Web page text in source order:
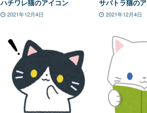
ハチワレ猫のアイコン
2021年12月4日
サバトラ猫の
2021年12月4日